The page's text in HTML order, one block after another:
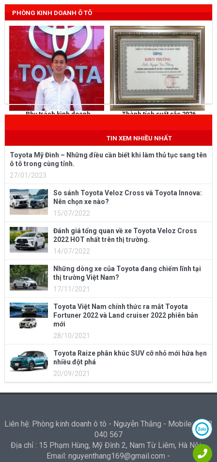
PHÒNG KINH DOANH Ô TÔ
Phụ trách kinh doanh Thành tích suất sắc 2026
TIN XEM NHIỀU NHẤT
Toyota Mỹ Đình – Những điều cần biết khi làm thủ tục sang tên
ô tô trong cùng tỉnh.
27/01/2023
So sánh Toyota Veloz Cross và Toyota Innova:
Nên chọn xe nào?
15/07/2022
Đánh giá tổng quan về xe Toyota Veloz Cross
2022 HOT nhất trên thị trường.
14/07/2022
Những dòng xe của Toyota đang chiếm lĩnh tại
thị trường Việt Nam?
17/11/2021
Toyota Việt Nam chính thức ra mắt Toyota
Fortuner 2022 và Land cruiser 2022 phiên bản
mới
28/10/2021
Toyota Raize phân khúc SUV cỡ nhỏ mới hứa hẹn
nhiều đột phá
20/09/2021
Liên hệ: Phòng kinh doanh ô tô - Nguyễn Thắng - Mobile: 0973
040 567
Địa chỉ : 15 Phạm Hùng, Mỹ Đình 2, Nam Từ Liêm, Hà Nội -
Email: nguyenthang169@gmail.com -